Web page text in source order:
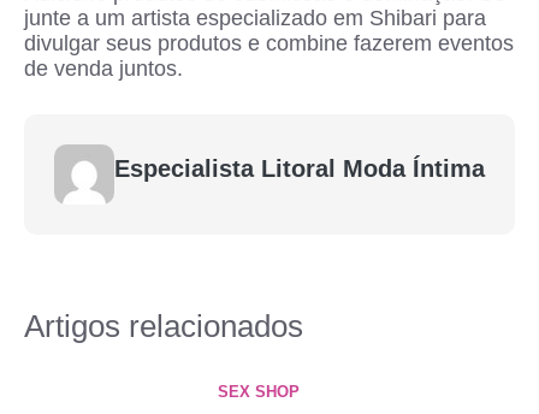
junte a um artista especializado em Shibari para
divulgar seus produtos e combine fazerem eventos
de venda juntos.
Especialista Litoral Moda Íntima
Artigos relacionados
SEX SHOP